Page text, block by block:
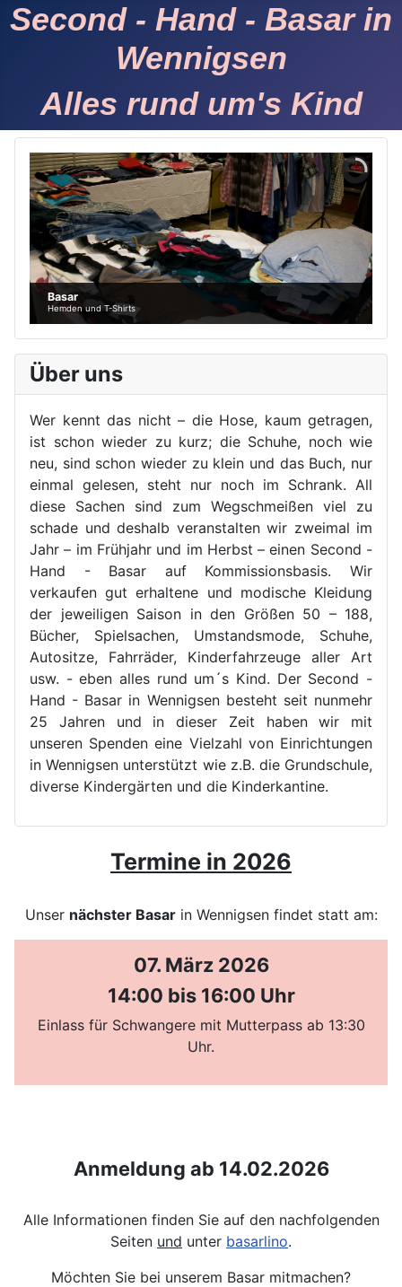
Second - Hand - Basar in
Wennigsen
Alles rund um's Kind
Basar
Hemden und T-Shirts
Über uns
Wer kennt das nicht – die Hose, kaum getragen,
ist schon wieder zu kurz; die Schuhe, noch wie
neu, sind schon wieder zu klein und das Buch, nur
einmal gelesen, steht nur noch im Schrank. All
diese Sachen sind zum Wegschmeißen viel zu
schade und deshalb veranstalten wir zweimal im
Jahr – im Frühjahr und im Herbst – einen Second -
Hand - Basar auf Kommissionsbasis. Wir
verkaufen gut erhaltene und modische Kleidung
der jeweiligen Saison in den Größen 50 – 188,
Bücher, Spielsachen, Umstandsmode, Schuhe,
Autositze, Fahrräder, Kinderfahrzeuge aller Art
usw. - eben alles rund um´s Kind. Der Second -
Hand - Basar in Wennigsen besteht seit nunmehr
25 Jahren und in dieser Zeit haben wir mit
unseren Spenden eine Vielzahl von Einrichtungen
in Wennigsen unterstützt wie z.B. die Grundschule,
diverse Kindergärten und die Kinderkantine.
Termine in 2026
Unser nächster Basarin Wennigsen findet statt am:
07. März 2026
14:00 bis 16:00 Uhr
Einlass für Schwangere mit Mutterpass ab 13:30
Uhr.
Anmeldung ab 14.02.2026
Alle Informationen finden Sie auf den nachfolgenden
Seiten und unter basarlino.
Möchten Sie bei unserem Basar mitmachen?